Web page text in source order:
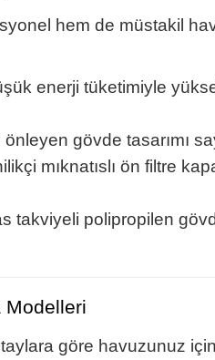
hem de müstakil
enerji tüketimiyle
önleyen gövde tasarımı
mıknatıslı ön filtre
takviyeli polipropilen
Modelleri
göre havuzunuz